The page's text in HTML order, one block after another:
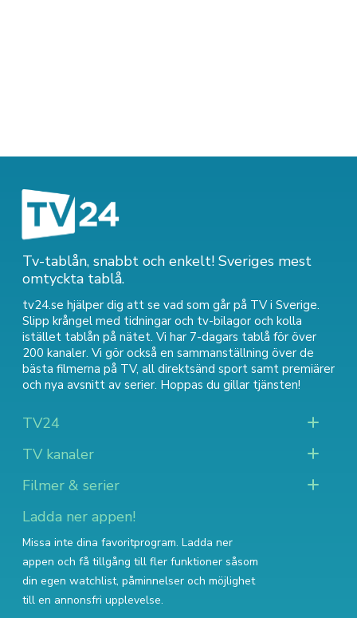
Tv-tablån, snabbt och enkelt! Sveriges mest
omtyckta tablå.
tv24.se hjälper dig att se vad som går på TV i Sverige.
Slipp krångel med tidningar och tv-bilagor och kolla
istället tablån på nätet. Vi har 7-dagars tablå för över
200 kanaler. Vi gör också en sammanställning över de
bästa filmerna på TV, all direktsänd sport samt premiärer
och nya avsnitt av serier. Hoppas du gillar tjänsten!
TV24
TV kanaler
Filmer & serier
Ladda ner appen!
Missa inte dina favoritprogram. Ladda ner
appen och få tillgång till fler funktioner såsom
din egen watchlist, påminnelser och möjlighet
till en annonsfri upplevelse.